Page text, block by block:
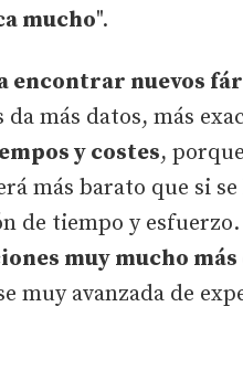
mucho".
encontrar nuevos
más datos, más
y costes,
más barato que si se
de tiempo y esfuerzo.
muy mucho más
muy avanzada de